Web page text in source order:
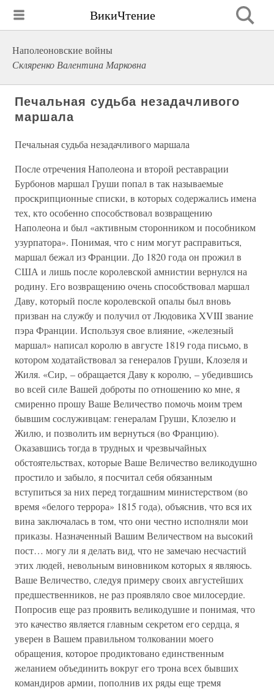
ВикиЧтение
Наполеоновские войны
Скляренко Валентина Марковна
Печальная судьба незадачливого
маршала
Печальная судьба незадачливого маршала
После отречения Наполеона и второй реставрации
Бурбонов маршал Груши попал в так называемые
проскрипционные списки, в которых содержались имена
тех, кто особенно способствовал возвращению
Наполеона и был «активным сторонником и пособником
узурпатора». Понимая, что с ним могут расправиться,
маршал бежал из Франции. До 1820 года он прожил в
США и лишь после королевской амнистии вернулся на
родину. Его возвращению очень способствовал маршал
Даву, который после королевской опалы был вновь
призван на службу и получил от Людовика XVIII звание
пэра Франции. Используя свое влияние, «железный
маршал» написал королю в августе 1819 года письмо, в
котором ходатайствовал за генералов Груши, Клозеля и
Жиля. «Сир, – обращается Даву к королю, – убедившись
во всей силе Вашей доброты по отношению ко мне, я
смиренно прошу Ваше Величество помочь моим трем
бывшим сослуживцам: генералам Груши, Клозелю и
Жилю, и позволить им вернуться (во Францию).
Оказавшись тогда в трудных и чрезвычайных
обстоятельствах, которые Ваше Величество великодушно
простило и забыло, я посчитал себя обязанным
вступиться за них перед тогдашним министерством (во
время «белого террора» 1815 года), объяснив, что вся их
вина заключалась в том, что они честно исполняли мои
приказы. Назначенный Вашим Величеством на высокий
пост… могу ли я делать вид, что не замечаю несчастий
этих людей, невольным виновником которых я являюсь.
Ваше Величество, следуя примеру своих августейших
предшественников, не раз проявляло свое милосердие.
Попросив еще раз проявить великодушие и понимая, что
это качество является главным секретом его сердца, я
уверен в Вашем правильном толковании моего
обращения, которое продиктовано единственным
желанием объединить вокруг его трона всех бывших
командиров армии, пополнив их ряды еще тремя